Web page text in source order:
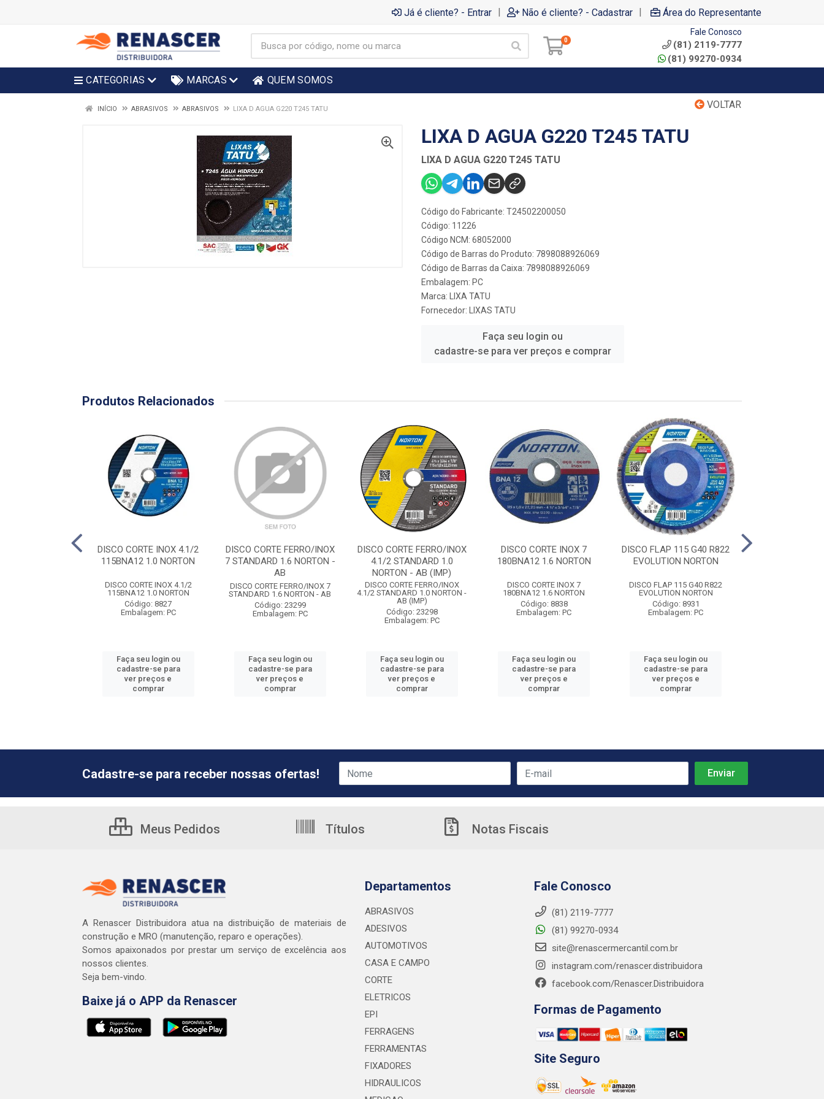
Já é cliente? - Entrar | Não é cliente? - Cadastrar | Área do Representante
0
Fale Conosco
(81) 2119-7777
(81) 99270-0934
CATEGORIAS MARCAS QUEM SOMOS
VOLTAR
INÍCIO ABRASIVOS ABRASIVOS LIXA D AGUA G220 T245 TATU
LIXA D AGUA G220 T245 TATU
LIXA D AGUA G220 T245 TATU
Código do Fabricante: T24502200050
Código: 11226
Código NCM: 68052000
Código de Barras do Produto: 7898088926069
Código de Barras da Caixa: 7898088926069
Embalagem: PC
Marca:
LIXA TATU
Fornecedor:
LIXAS TATU
Faça seu login ou
cadastre-se para ver preços e comprar
Produtos Relacionados
DISCO CORTE INOX 4.1/2
115BNA12 1.0 NORTON
DISCO CORTE INOX 4.1/2
115BNA12 1.0 NORTON
Código: 8827
Embalagem: PC
Faça seu login ou
cadastre-se para
ver preços e
comprar
DISCO CORTE FERRO/INOX
7 STANDARD 1.6 NORTON -
AB
DISCO CORTE FERRO/INOX 7
STANDARD 1.6 NORTON - AB
Código: 23299
Embalagem: PC
Faça seu login ou
cadastre-se para
ver preços e
comprar
DISCO CORTE FERRO/INOX
4.1/2 STANDARD 1.0
NORTON - AB (IMP)
DISCO CORTE FERRO/INOX
4.1/2 STANDARD 1.0 NORTON -
AB (IMP)
Código: 23298
Embalagem: PC
Faça seu login ou
cadastre-se para
ver preços e
comprar
DISCO CORTE INOX 7
180BNA12 1.6 NORTON
DISCO CORTE INOX 7
180BNA12 1.6 NORTON
Código: 8838
Embalagem: PC
Faça seu login ou
cadastre-se para
ver preços e
comprar
DISCO FLAP 115 G40 R822
EVOLUTION NORTON
DISCO FLAP 115 G40 R822
EVOLUTION NORTON
Código: 8931
Embalagem: PC
Faça seu login ou
cadastre-se para
ver preços e
comprar
Cadastre-se para receber nossas ofertas!
Meus Pedidos Títulos Notas Fiscais
A Renascer Distribuidora atua na distribuição de materiais de
construção e MRO (manutenção, reparo e operações).
Somos apaixonados por prestar um serviço de excelência aos
nossos clientes.
Seja bem-vindo.
Baixe já o APP da Renascer
Departamentos
ABRASIVOS
ADESIVOS
AUTOMOTIVOS
CASA E CAMPO
CORTE
ELETRICOS
EPI
FERRAGENS
FERRAMENTAS
FIXADORES
HIDRAULICOS
Fale Conosco
(81) 2119-7777
(81) 99270-0934
site@renascermercantil.com.br
instagram.com/renascer.distribuidora
facebook.com/Renascer.Distribuidora
Formas de Pagamento
Site Seguro